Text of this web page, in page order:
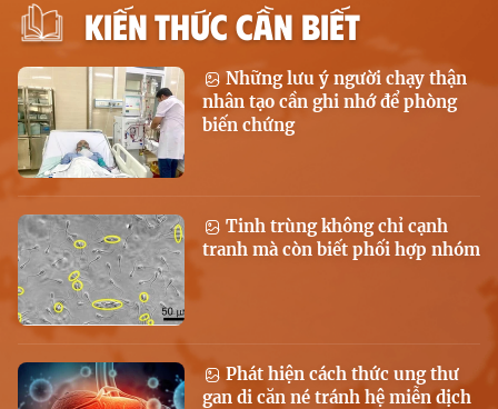
KIẾN THỨC CẦN BIẾT
Những lưu ý người chạy thận
nhân tạo cần ghi nhớ để phòng
biến chứng
Tinh trùng không chỉ cạnh
tranh mà còn biết phối hợp nhóm
Phát hiện cách thức ung thư
gan di căn né tránh hệ miễn dịch